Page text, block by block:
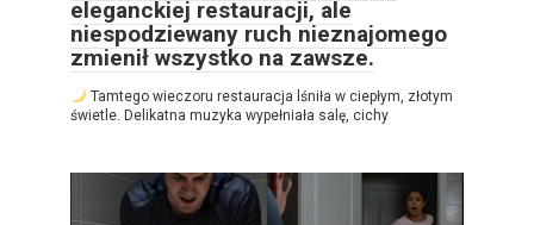
eleganckiej restauracji, ale
niespodziewany ruch nieznajomego
zmienił wszystko na zawsze.
Tamtego wieczoru restauracja lśniła w ciepłym, złotym
świetle. Delikatna muzyka wypełniała salę, cichy